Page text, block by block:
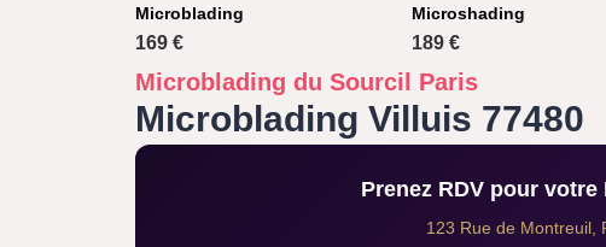
Microblading
169 €
Microshading
189 €
Microblading du Sourcil Paris
Microblading Villuis 77480
Prenez RDV pour
123 Rue de Montreuil,